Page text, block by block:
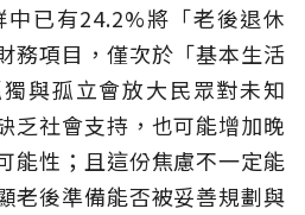
已有24.2%將「老後退休
務項目，僅次於「基本生活
與孤立會放大民眾對未知
乏社會支持，也可能增加晚
能性；且這份焦慮不一定能
老後準備能否被妥善規劃與